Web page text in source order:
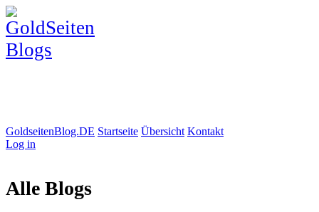
GoldseitenBlog.DE Startseite Übersicht Kontakt
Log in
Alle Blogs